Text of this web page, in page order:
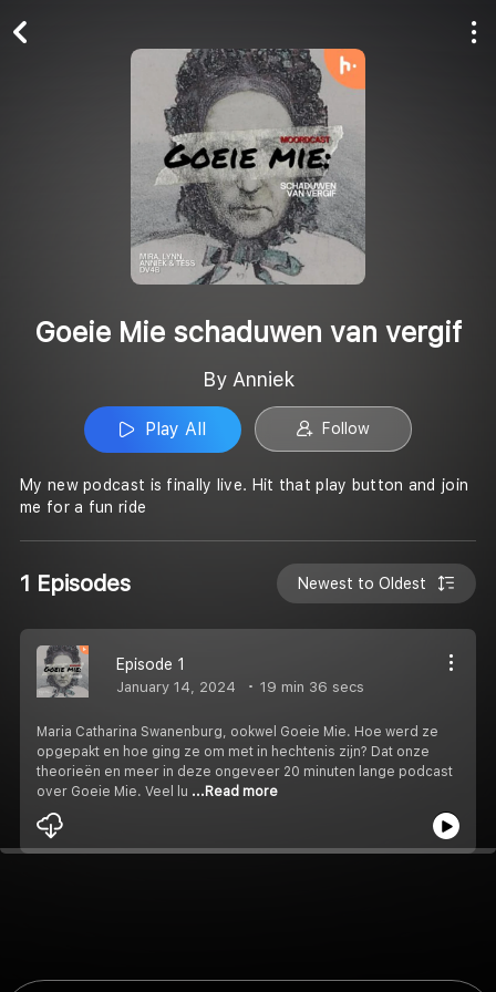
Goeie Mie schaduwen van vergif
By Anniek
Play All Follow
My new podcast is finally live. Hit that play button and join
me for a fun ride
1 Episodes Newest to Oldest
Episode 1
January 14, 2024 19 min 36 secs
Maria Catharina Swanenburg, ookwel Goeie Mie. Hoe werd ze
opgepakt en hoe ging ze om met in hechtenis zijn? Dat onze
theorieën en meer in deze ongeveer 20 minuten lange podcast
over Goeie Mie. Veel lu ...Read more